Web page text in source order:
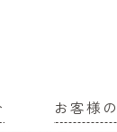
お客様